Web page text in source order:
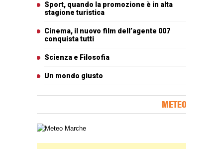
Sport, quando la promozione è in alta
stagione turistica
Cinema, il nuovo film dell’agente 007
conquista tutti
Scienza e Filosofia
Un mondo giusto
METEO
Carta meteorologica delle Marche